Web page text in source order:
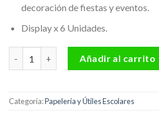
decoración de fiestas y eventos.
Display x 6 Unidades.
Añadir al carrito
Categoría:Papelería y Útiles Escolares